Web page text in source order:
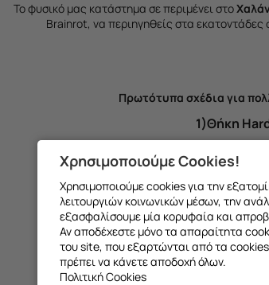
Το φυσικό μας κατάστημα σε περιμένει στο
Brainrot, να περιηγηθείς στα
Πρωτότυπα σχέδια για
1)Θήκη
Θήκες με 3D εκτύπωση από
Χρησιμοποιούμε Cookies!
Χρησιμοποιούμε cookies για την
λειτουργιών κοινωνικών μέσων, την
εξασφαλίσουμε μία κορυφαία και
Αν αποδέχεστε μόνο τα απαραίτητα
του site, που εξαρτώνται από τα cookies
πρέπει να κάνετε αποδοχή όλων.
Πολιτική Cookies